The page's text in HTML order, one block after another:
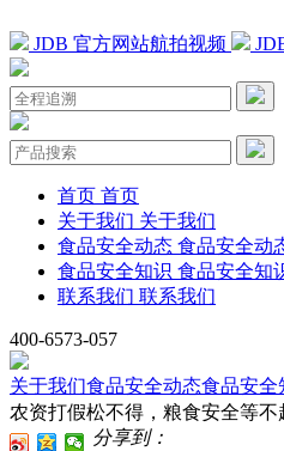
JDB 官方网站航拍视频
首页 首页
关于我们 关于我们
食品安全动态 食品安全动
食品安全知识 食品安全知
联系我们 联系我们
400-6573-057
关于我们食品安全动态食品安全
农资打假松不得，粮食安全等不
分享到：